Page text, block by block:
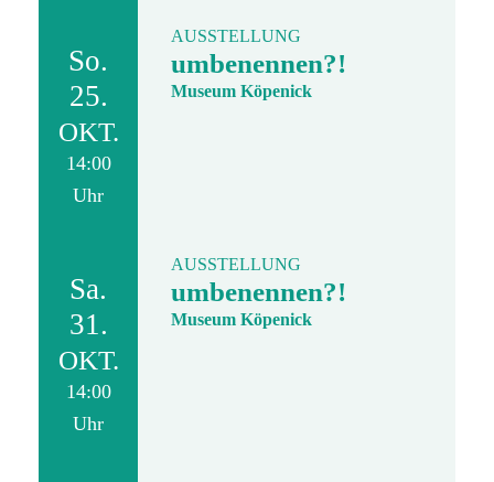
So.
25.
OKT.
14:00
Uhr
AUSSTELLUNG
umbenennen?!
Museum Köpenick
Sa.
31.
OKT.
14:00
Uhr
AUSSTELLUNG
umbenennen?!
Museum Köpenick